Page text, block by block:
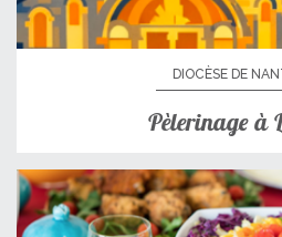
DIOCÈSE DE
Pèlerinage à